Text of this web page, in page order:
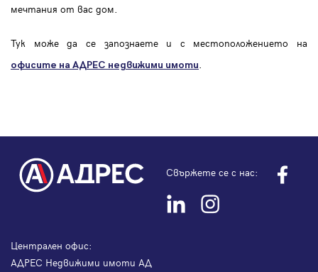
мечтания от вас дом.
Тук може да се запознаете и с местоположението на
офисите на АДРЕС недвижими имоти.
Свържете се с нас:
Централен офис:
АДРЕС Недвижими имоти АД